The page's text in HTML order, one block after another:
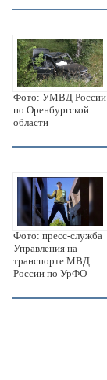
Фото: УМВД России
по Оренбургской
области
Фото: пресс-служба
Управления на
транспорте МВД
России по УрФО